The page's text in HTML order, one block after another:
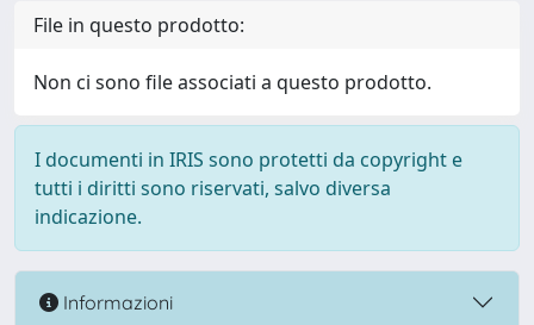
File in questo prodotto:
Non ci sono file associati a questo prodotto.
I documenti in IRIS sono protetti da copyright e
tutti i diritti sono riservati, salvo diversa
indicazione.
Informazioni